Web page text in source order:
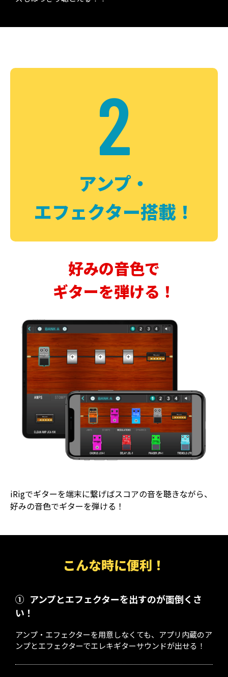
2
アンプ・
エフェクター搭載！
好みの音色で
ギターを弾ける！
iRigでギターを端末に繋げばスコアの音を聴きながら、
好みの音色でギターを弾ける！
こんな時に便利！
① アンプとエフェクターを出すのが面倒くさ
い！
アンプ・エフェクターを用意しなくても、アプリ内蔵のア
ンプとエフェクターでエレキギターサウンドが出せる！